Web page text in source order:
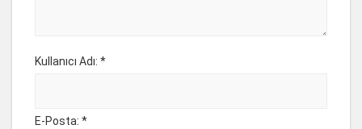
Kullanıcı Adı: *
E-Posta: *